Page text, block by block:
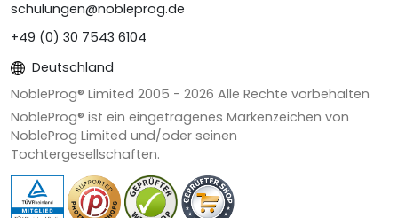
schulungen@nobleprog.de
+49 (0) 30 7543 6104
Deutschland
NobleProg® Limited 2005 - 2026 Alle Rechte vorbehalten
NobleProg® ist ein eingetragenes Markenzeichen von
NobleProg Limited und/oder seinen
Tochtergesellschaften.